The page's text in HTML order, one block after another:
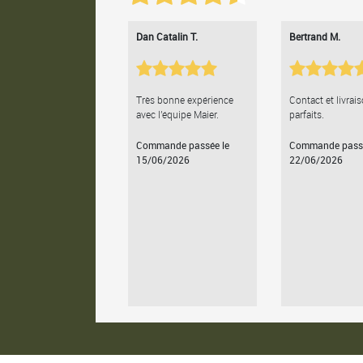
Dan Catalin T.
Très bonne expérience
avec l'équipe Maier.
Commande passée le
15/06/2026
Bertrand M.
Contact et
parfaits.
Commande
22/06/2026